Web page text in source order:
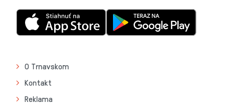
O Trnavskom
Kontakt
Reklama